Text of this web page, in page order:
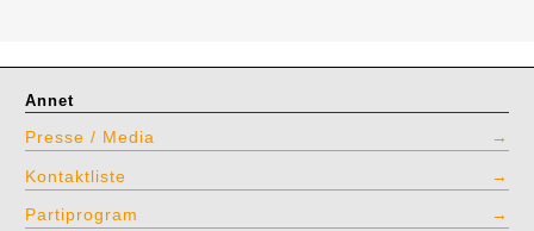
Annet
Presse / Media
Kontaktliste
Partiprogram